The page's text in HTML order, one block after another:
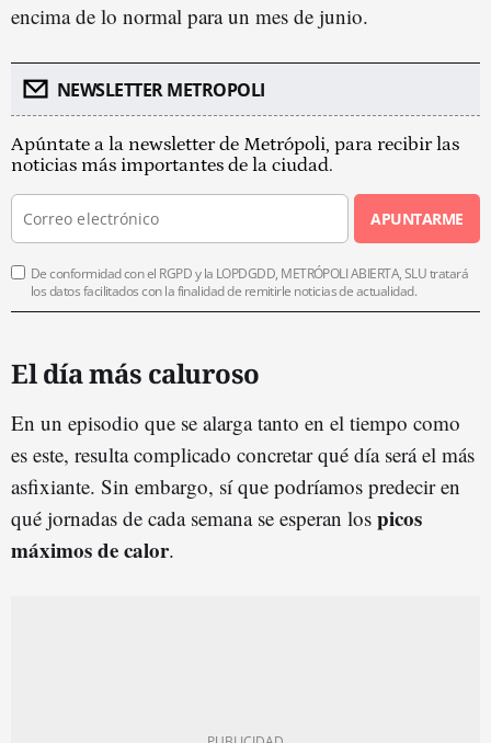
encima de lo normal para un mes de junio.
NEWSLETTER METROPOLI
Apúntate a la newsletter de Metrópoli, para recibir las
noticias más importantes de la ciudad.
APUNTARME
De conformidad con el RGPD y la LOPDGDD, METRÓPOLI ABIERTA, SLU tratará
los datos facilitados con la finalidad de remitirle noticias de actualidad.
El día más caluroso
En un episodio que se alarga tanto en el tiempo como
es este, resulta complicado concretar qué día será el más
asfixiante. Sin embargo, sí que podríamos predecir en
qué jornadas de cada semana se esperan los picos
máximos de calor.